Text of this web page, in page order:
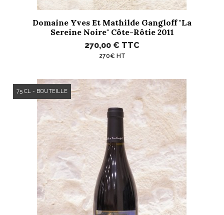
Domaine Yves Et Mathilde Gangloff "La
Sereine Noire" Côte-Rôtie 2011
270,00 € TTC
270€ HT
75 CL - BOUTEILLE